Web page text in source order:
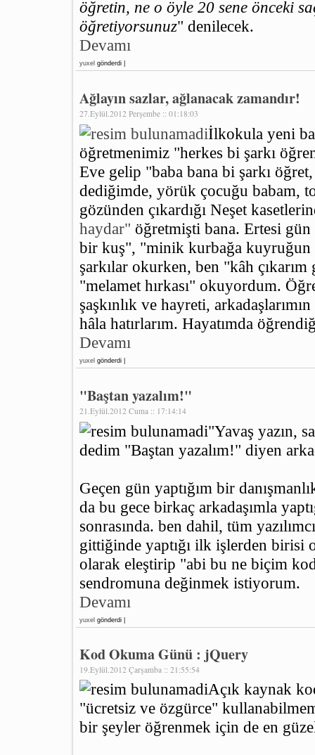
öğretin, ne o öyle 20 sene önceki
öğretiyorsunuz" denilecek.
Devamı
yuxel gönderdi |
Ağlayın sazlar, ağlanacak zamandır!
27.Eylül.2012 Perşembe :: 01:18:03
İlkokula yeni
öğretmenimiz "herkes bi şarkı
Eve gelip "baba bana bi şarkı
dediğimde, yörük çocuğu babam,
gözünden çıkardığı Neşet
haydar" öğretmişti bana. Ertesi
bir kuş", "minik kurbağa kuyruğun
şarkılar okurken, ben "kâh
"melamet hırkası" okuyordum.
şaşkınlık ve hayreti,
hâla hatırlarım. Hayatımda
Devamı
yuxel gönderdi |
"Baştan yazalım!"
21.Eylül.2012 Cuma :: 17:14:14
"Yavaş yazın,
dedim "Baştan yazalım!" diyen
Geçen gün yaptığım bir
da bu gece birkaç arkadaşımla
sonrasında. ben dahil, tüm
gittiğinde yaptığı ilk işlerden birisi
olarak eleştirip "abi bu ne biçim
sendromuna değinmek istiyorum.
Devamı
yuxel gönderdi |
Kod Okuma Günü : jQuery
19.Eylül.2012 Çarşamba :: 21:55:54
Açık kaynak
"ücretsiz ve özgürce"
bir şeyler öğrenmek için de en